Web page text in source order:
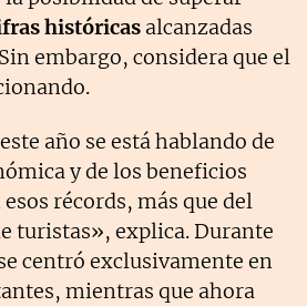
históricas alcanzadas
embargo, considera que el
año se está hablando de
y de los beneficios
récords, más que del
turistas», explica. Durante
centró exclusivamente en
mientras que ahora